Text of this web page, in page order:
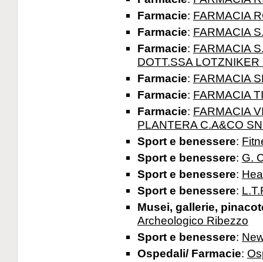
Farmacie: FARMACIA
Farmacie: FARMACIA
Farmacie: FARMACIA
DOTT.SSA
Farmacie: FARMACIA
Farmacie: FARMACIA
Farmacie: FARMACIA
PLANTERA C.A&CO
Sport e benessere:
Sport e benessere: G.
Sport e benessere:
Sport e benessere:
Musei, gallerie,
Archeologico Ribezzo
Sport e benessere:
Ospedali/ Farmacie: